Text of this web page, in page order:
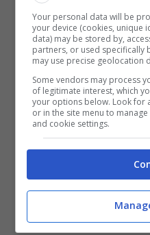
Fan e nuovi arrivati
game unico e
che cercano inVery
Apple Arcade:http://
LittleNightmares
Articoli recenti
L’errore da
dollari: la
perduti in
Your personal data will be
your device (cookies, unique
data) may be stored by,
partners, or used specifically
may use precise geolocation
Some vendors may process
of legitimate interest, which
your options below. Look for
or in the site menu to
and cookie settings.